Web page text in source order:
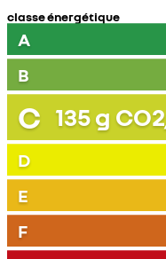
classe énergétique
A
B
C 135g
D
E
F